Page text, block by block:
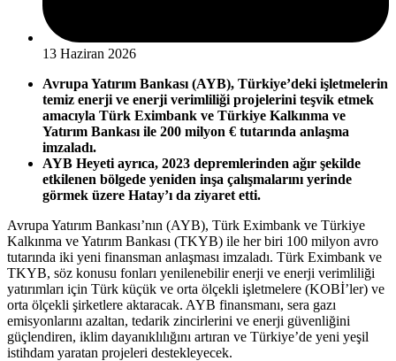
13 Haziran 2026
Avrupa Yatırım Bankası (AYB), Türkiye’deki işletmelerin
temiz enerji ve enerji verimliliği projelerini teşvik etmek
amacıyla Türk Eximbank ve Türkiye Kalkınma ve
Yatırım Bankası ile 200 milyon € tutarında anlaşma
imzaladı.
AYB Heyeti ayrıca, 2023 depremlerinden ağır şekilde
etkilenen bölgede yeniden inşa çalışmalarını yerinde
görmek üzere Hatay’ı da ziyaret etti.
Avrupa Yatırım Bankası’nın (AYB), Türk Eximbank ve Türkiye
Kalkınma ve Yatırım Bankası (TKYB) ile her biri 100 milyon avro
tutarında iki yeni finansman anlaşması imzaladı. Türk Eximbank ve
TKYB, söz konusu fonları yenilenebilir enerji ve enerji verimliliği
yatırımları için Türk küçük ve orta ölçekli işletmelere (KOBİ’ler) ve
orta ölçekli şirketlere aktaracak. AYB finansmanı, sera gazı
emisyonlarını azaltan, tedarik zincirlerini ve enerji güvenliğini
güçlendiren, iklim dayanıklılığını artıran ve Türkiye’de yeni yeşil
istihdam yaratan projeleri destekleyecek.